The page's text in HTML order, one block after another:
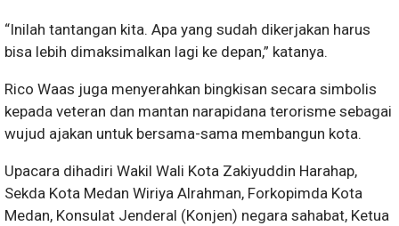
“Inilah tantangan kita. Apa yang sudah dikerjakan harus
bisa lebih dimaksimalkan lagi ke depan,” katanya.
Rico Waas juga menyerahkan bingkisan secara simbolis
kepada veteran dan mantan narapidana terorisme sebagai
wujud ajakan untuk bersama-sama membangun kota.
Upacara dihadiri Wakil Wali Kota Zakiyuddin Harahap,
Sekda Kota Medan Wiriya Alrahman, Forkopimda Kota
Medan, Konsulat Jenderal (Konjen) negara sahabat, Ketua